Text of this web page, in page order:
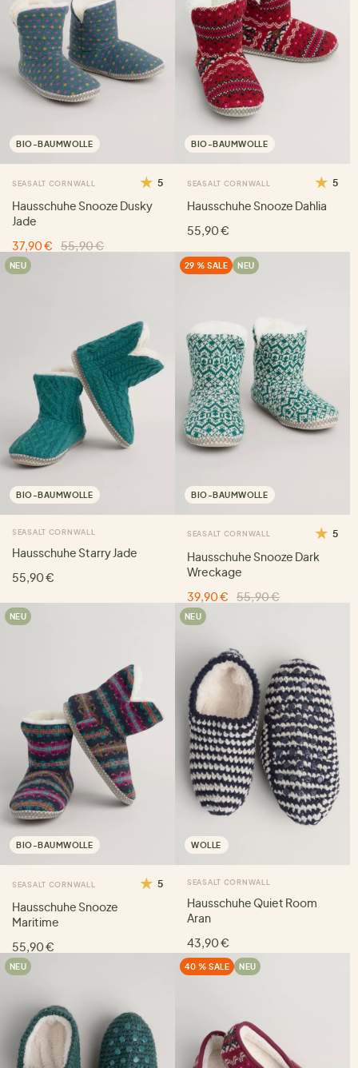
BIO-BAUMWOLLE
SEASALT CORNWALL 5
Hausschuhe Snooze Dusky
Jade
37,90 €
55,90 €
BIO-BAUMWOLLE
SEASALT CORNWALL 5
Hausschuhe Snooze Dahlia
55,90 €
NEU
BIO-BAUMWOLLE
SEASALT CORNWALL
Hausschuhe Starry Jade
55,90 €
29 % SALE NEU
BIO-BAUMWOLLE
SEASALT CORNWALL 5
Hausschuhe Snooze Dark
Wreckage
39,90 €
55,90 €
NEU
BIO-BAUMWOLLE
SEASALT CORNWALL 5
Hausschuhe Snooze
Maritime
55,90 €
NEU
WOLLE
SEASALT CORNWALL
Hausschuhe Quiet Room
Aran
43,90 €
NEU 40 % SALE NEU